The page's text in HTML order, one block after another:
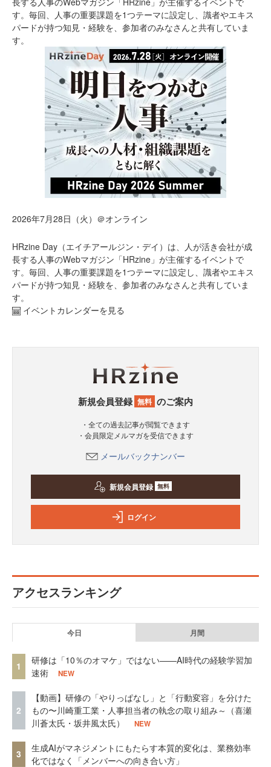
す。毎回、人事の重要課題を1つテーマに設定し、識者やエキス
パードが持つ知見・経験を、参加者のみなさんと共有していま
す。
2026年7月28日（火）＠オンライン
HRzine Day（エイチアールジン・デイ）は、人が活き会社が成
長する人事のWebマガジン「HRzine」が主催するイベントで
す。毎回、人事の重要課題を1つテーマに設定し、識者やエキス
パードが持つ知見・経験を、参加者のみなさんと共有していま
す。
イベントカレンダーを見る
新規会員登録 無料 のご案内
・全ての過去記事が閲覧できます
・会員限定メルマガを受信できます
メールバックナンバー
新規会員登録 無料
ログイン
アクセスランキング
今日 月間
1
研修は「10％のオマケ」ではない——AI時代の経験学習加
速術
NEW
2
【動画】研修の「やりっぱなし」と「行動変容」を分けた
もの〜川崎重工業・人事担当者の執念の取り組み～（喜瀬
川蒼太氏・坂井風太氏）
NEW
3
生成AIがマネジメントにもたらす本質的変化は、業務効率
化ではなく「メンバーへの向き合い方」